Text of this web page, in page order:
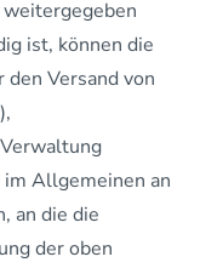
ist, können die
Versand von
Allgemeinen an
an die die
der oben